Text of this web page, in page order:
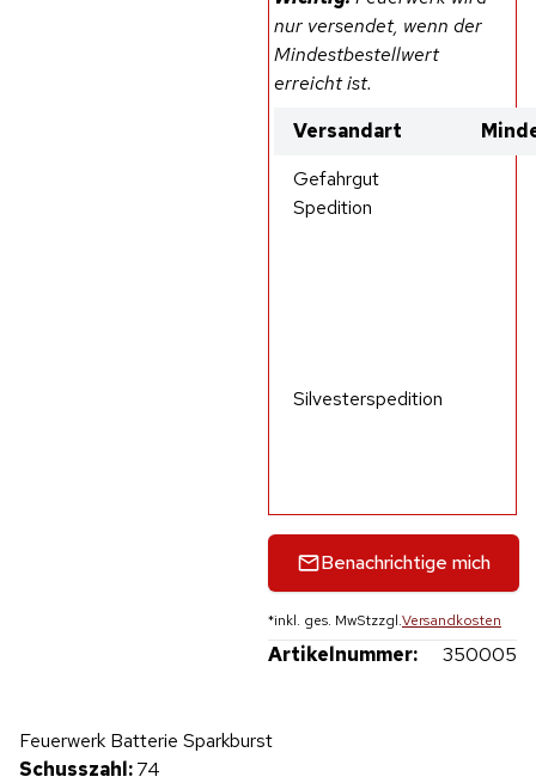
nur versendet, wenn der
Mindestbestellwert
erreicht ist.
Versandart
Gefahrgut
Spedition
Silvesterspedition
Benachrichtige mich
*inkl. ges. MwStzzgl.Versandkosten
Artikelnummer: 350005
Produktvideo
Feuerwerk Batterie Sparkburst
Schusszahl:74